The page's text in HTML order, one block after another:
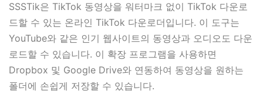
SSSTik은 TikTok 동영상을 워터마크 없이 TikTok 다운로
드할 수 있는 온라인 TikTok 다운로더입니다. 이 도구는
YouTube와 같은 인기 웹사이트의 동영상과 오디오도 다운
로드할 수 있습니다. 이 확장 프로그램을 사용하면
Dropbox 및 Google Drive와 연동하여 동영상을 원하는
폴더에 손쉽게 저장할 수 있습니다.